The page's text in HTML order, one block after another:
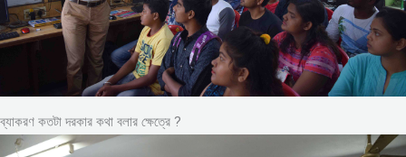
ব্যাকরণ কতটা দরকার কথা বলার ক্ষেত্রে ?